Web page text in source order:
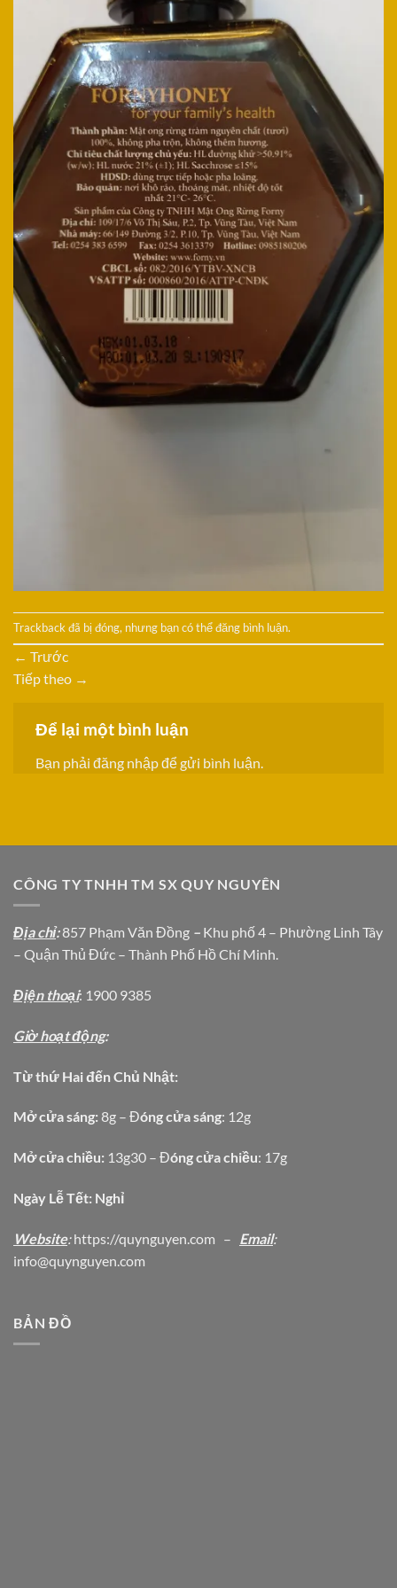
Trackback đã bị đóng, nhưng bạn có thểđăng bình luận.
← Trước
Tiếp theo →
Để lại một bình luận
Bạn phải đăng nhậpđể gửi bình luận.
CÔNG TY TNHH TM SX QUY NGUYÊN
Địa chỉ:857 Phạm Văn Đồng – Khu phố 4 – Phường Linh Tây
– Quận Thủ Đức – Thành Phố Hồ Chí Minh.
Địện thoại: 1900 9385
Giờ hoạt động:
Từ thứ Hai đến Chủ Nhật:
Mở cửa sáng: 8g – Đóng cửa sáng: 12g
Mở cửa chiều: 13g30 – Đóng cửa chiều: 17g
Ngày Lễ Tết: Nghỉ
Website:https://quynguyen.com – Email:
info@quynguyen.com
BẢN ĐỒ